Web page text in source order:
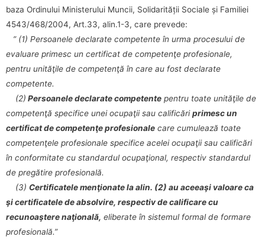
baza Ordinului Ministerului Muncii, Solidarității Sociale și Familiei
4543/468/2004, Art.33, alin.1-3, care prevede:
” (1) Persoanele declarate competente în urma procesului de
evaluare primesc un certificat de competenţe profesionale,
pentru unităţile de competenţă în care au fost declarate
competente.
(2) Persoanele declarate competente pentru toate unităţile de
competenţă specifice unei ocupaţii sau calificăriprimesc un
certificat de competenţe profesionale care cumulează toate
competenţele profesionale specifice acelei ocupaţii sau calificări
în conformitate cu standardul ocupaţional, respectiv standardul
de pregătire profesională.
(3) Certificatele menţionate la alin. (2) au aceeaşi valoare ca
şi certificatele de absolvire, respectiv de calificare cu
recunoaştere naţională, eliberate în sistemul formal de formare
profesională.”